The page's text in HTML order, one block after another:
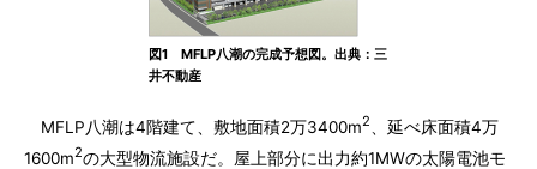
図1 MFLP八潮の完成予想図。出典：三
井不動産
MFLP八潮は4階建て、敷地面積2万3400m2
、延べ床面積4万
1600m2の大型物流施設だ。屋上部分に出力約1MWの太陽電池モ